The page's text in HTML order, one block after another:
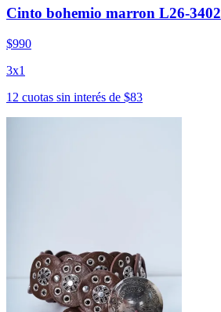
Cinto bohemio marron L26-3402
$990
3x1
12 cuotas sin interés de $83